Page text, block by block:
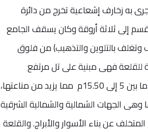
به زخارف إشعاعية تخرج من دائرة
إلى ثلاثة أروقة وكان يسقف الجامع
بالتلوين والتذهيب) من فلوق
للقلعة فهى مبنية على تل مرتفع
وشديدة الانحدار فيصعب تسلقها ومهاجمتها ومحاطة بخندق اتساعه ما بين 5 إلى 15.50م مما يزيد من مناعتها،
وهى الجهات الشمالية والشمالية الشرقية
عن بناء الأسوار والأبراج. والقلعة